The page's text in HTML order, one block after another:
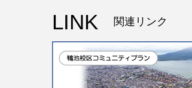
LINK 関連リンク